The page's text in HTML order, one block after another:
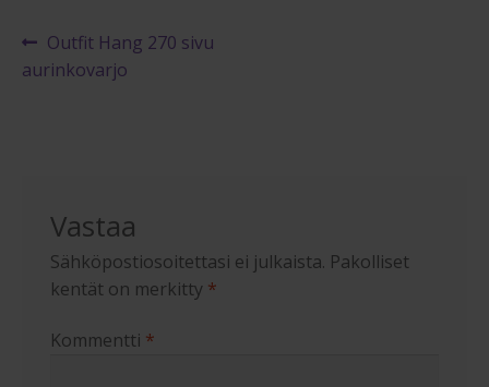
Artikkelien
selaus
Edellinen
artikkeli
Outfit Hang 270 sivu
aurinkovarjo
Vastaa
Sähköpostiosoitettasi ei julkaista. Pakolliset
kentät on merkitty *
Kommentti *